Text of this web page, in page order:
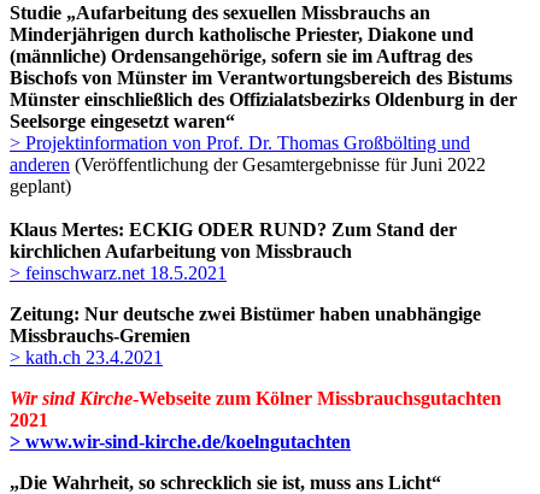
Studie „Aufarbeitung des sexuellen Missbrauchs an
Minderjährigen durch katholische Priester, Diakone und
(männliche) Ordensangehörige, sofern sie im Auftrag des
Bischofs von Münster im Verantwortungsbereich des Bistums
Münster einschließlich des Offizialatsbezirks Oldenburg in der
Seelsorge eingesetzt waren“
> Projektinformation von Prof. Dr. Thomas Großbölting und
anderen (Veröffentlichung der Gesamtergebnisse für Juni 2022
geplant)
Klaus Mertes: ECKIG ODER RUND? Zum Stand der
kirchlichen Aufarbeitung von Missbrauch
> feinschwarz.net 18.5.2021
Zeitung: Nur deutsche zwei Bistümer haben unabhängige
Missbrauchs-Gremien
> kath.ch 23.4.2021
Wir sind Kirche-Webseite zum Kölner Missbrauchsgutachten
2021
> www.wir-sind-kirche.de/koelngutachten
„Die Wahrheit, so schrecklich sie ist, muss ans Licht“